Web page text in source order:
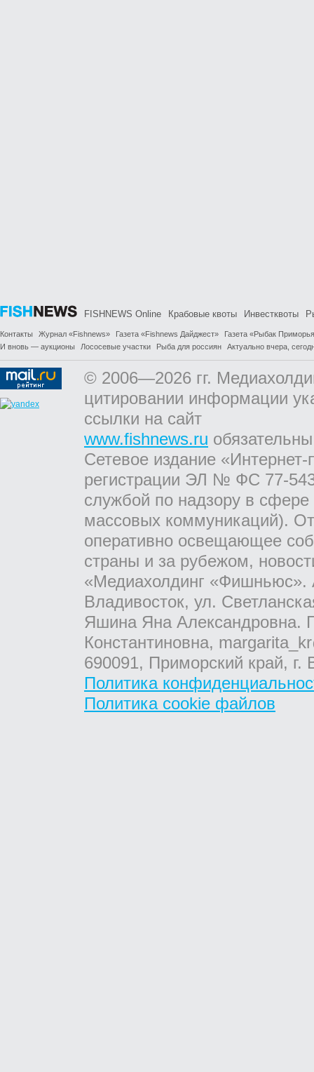
FISHNEWS Online Крабовые квоты Инвестквоты
Контакты Журнал «Fishnews» Газета «Fishnews Дайджест»
Газета «Рыбак
И вновь — аукционы
Лососевые участки Рыба для россиян Актуально вчера,
© 2006—2026 гг.
цитировании информации
ссылки на сайт
www.fishnews.ru
Сетевое издание
регистрации ЭЛ № ФС 77-
службой по надзору в
массовых коммуникаций).
оперативно освещающее
страны и за рубежом,
«Медиахолдинг «Фишньюс».
Владивосток, ул.
Яшина Яна Александровна.
Константиновна,
690091, Приморский край,
Политика
Политика cookie файлов